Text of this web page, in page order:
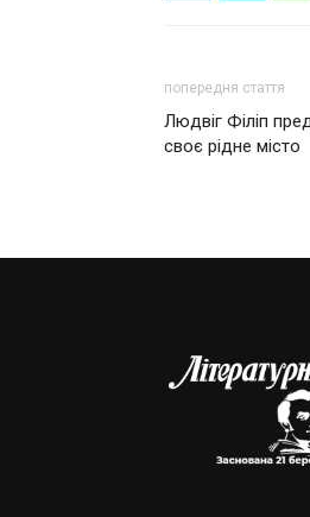
попередня стаття
Людвіг Філіп
своє рідне місто